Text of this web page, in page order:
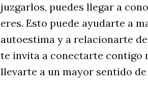
juzgarlos, puedes llegar a
eres. Esto puede ayudarte a
autoestima y a relacionarte
te invita a conectarte contigo
llevarte a un mayor sentido